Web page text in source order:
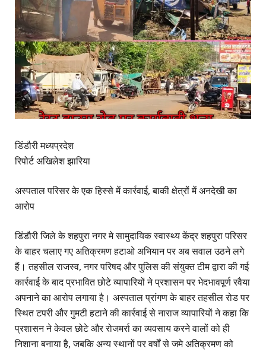
डिंडौरी मध्यप्रदेश
रिपोर्ट अखिलेश झारिया
अस्पताल परिसर के एक हिस्से में कार्रवाई, बाकी क्षेत्रों में अनदेखी का
आरोप
डिंडौरी जिले के शहपुरा नगर मे सामुदायिक स्वास्थ्य केंद्र शहपुरा परिसर
के बाहर चलाए गए अतिक्रमण हटाओ अभियान पर अब सवाल उठने लगे
हैं। तहसील राजस्व, नगर परिषद और पुलिस की संयुक्त टीम द्वारा की गई
कार्रवाई के बाद प्रभावित छोटे व्यापारियों ने प्रशासन पर भेदभावपूर्ण रवैया
अपनाने का आरोप लगाया है। अस्पताल प्रांगण के बाहर तहसील रोड पर
स्थित टपरी और गुमटी हटाने की कार्रवाई से नाराज व्यापारियों ने कहा कि
प्रशासन ने केवल छोटे और रोजमर्रा का व्यवसाय करने वालों को ही
निशाना बनाया है, जबकि अन्य स्थानों पर वर्षों से जमे अतिक्रमण को